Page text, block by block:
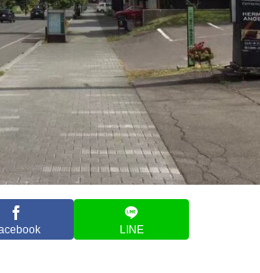
LINE